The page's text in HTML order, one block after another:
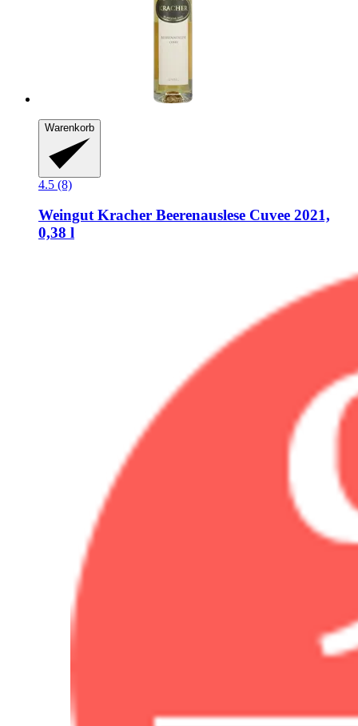
Warenkorb
4.5 (8)
Weingut Kracher Beerenauslese Cuvee 2021,
0,38 l